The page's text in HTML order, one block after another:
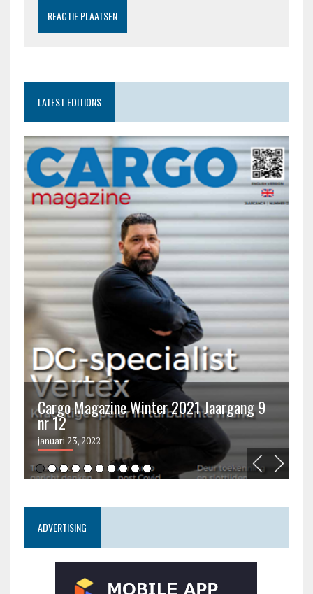
LATEST EDITIONS
Cargo Magazine Winter 2021 Jaargang 9
nr 12
januari 23, 2022
ADVERTISING